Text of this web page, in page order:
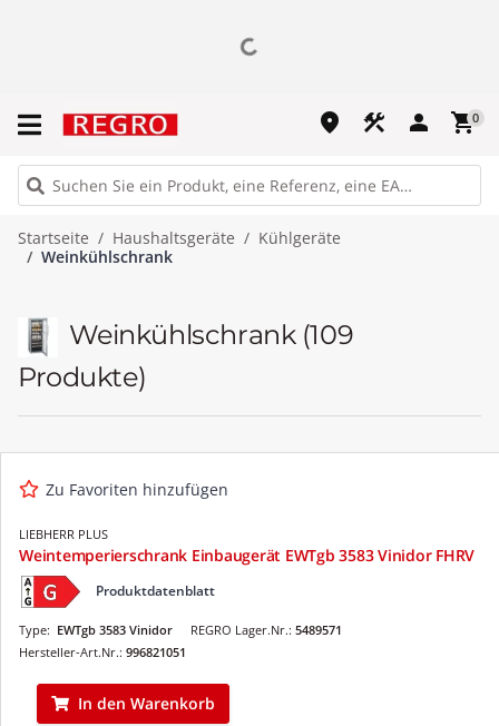
place construction person shopping_cart0
Startseite Haushaltsgeräte
Kühlgeräte
Weinkühlschrank
Weinkühlschrank (109
Produkte)
Zu Favoriten hinzufügen
LIEBHERR PLUS
Weintemperierschrank Einbaugerät EWTgb 3583 Vinidor FHRV
Produktdatenblatt
REGRO Lager.Nr.: 5489571
Type: EWTgb 3583 Vinidor
Hersteller-Art.Nr.: 996821051
In den Warenkorb